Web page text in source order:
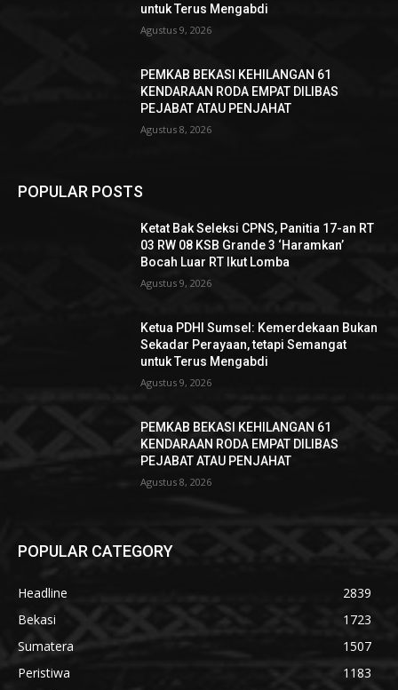
untuk Terus Mengabdi
Agustus 9, 2026
PEMKAB BEKASI KEHILANGAN 61
KENDARAAN RODA EMPAT DILIBAS
PEJABAT ATAU PENJAHAT
Agustus 8, 2026
POPULAR POSTS
Ketat Bak Seleksi CPNS, Panitia 17-an RT
03 RW 08 KSB Grande 3 ‘Haramkan’
Bocah Luar RT Ikut Lomba
Agustus 9, 2026
Ketua PDHI Sumsel: Kemerdekaan Bukan
Sekadar Perayaan, tetapi Semangat
untuk Terus Mengabdi
Agustus 9, 2026
PEMKAB BEKASI KEHILANGAN 61
KENDARAAN RODA EMPAT DILIBAS
PEJABAT ATAU PENJAHAT
Agustus 8, 2026
POPULAR CATEGORY
Headline
2839
Bekasi
1723
Sumatera
1507
Peristiwa
1183